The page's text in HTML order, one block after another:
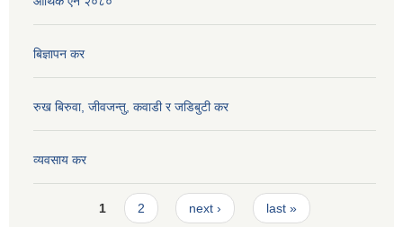
बिज्ञापन कर
रुख बिरुवा, जीवजन्तु, कवाडी र जडिबुटी कर
व्यवसाय कर
Pages1 2 next › last »